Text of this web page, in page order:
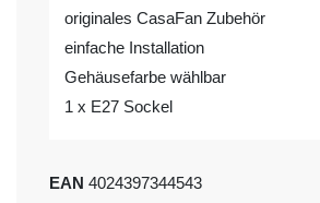
originales CasaFan Zubehör
einfache Installation
Gehäusefarbe wählbar
1 x E27 Sockel
EAN 4024397344543